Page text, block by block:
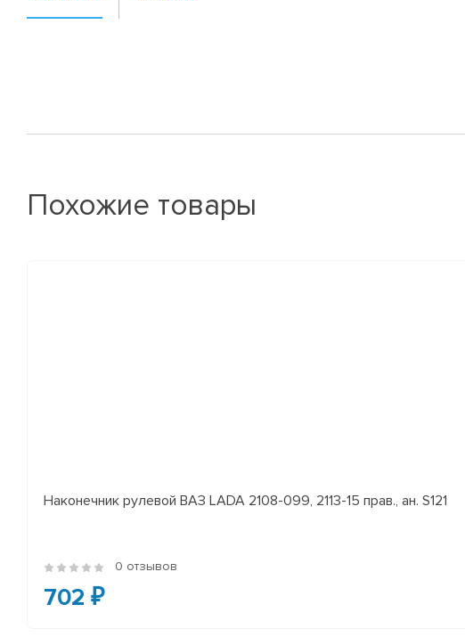
Похожие товары
Наконечник рулевой ВАЗ LADA 2108-099, 2113-15 прав., ан. S121
0 отзывов
702 ₽